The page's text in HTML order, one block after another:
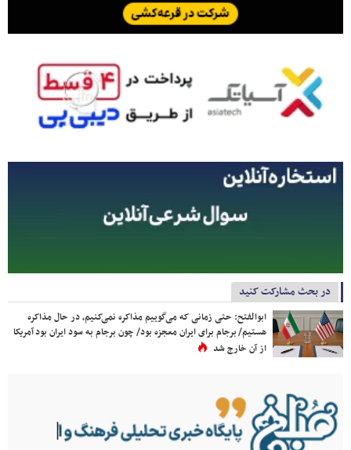
در بحث مشارکت کنید
ابوالفتح: حتی زمانی که می‌گوییم مذاکره نمی‌کنیم، در حال مذاکره
هستیم/ برجام برای ایران معجزه بود/ چون برجام به سود ایران بود آمریکا
از آن خارج شد